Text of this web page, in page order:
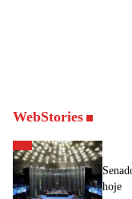
WebStories
hoje